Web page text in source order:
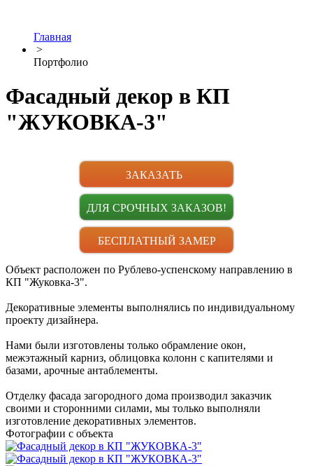
Главная
>
Портфолио
Фасадный декор в КП
"ЖУКОВКА-3"
ЗАКАЗАТЬ
ДЛЯ СРОЧНЫХ ЗАКАЗОВ!
БЕСПЛАТНЫЙ ЗАМЕР
Объект расположен по Рублево-успенскому направлению в
КП "Жуковка-3".
Декоративные элементы выполнялись по индивидуальному
проекту дизайнера.
Нами были изготовлены только обрамление окон,
межэтажный карниз, облицовка колонн с капителями и
базами, арочные антаблементы.
Отделку фасада загородного дома производил заказчик
своими и сторонними силами, мы только выполняли
изготовление декоративных элементов.
Фотографии с объекта